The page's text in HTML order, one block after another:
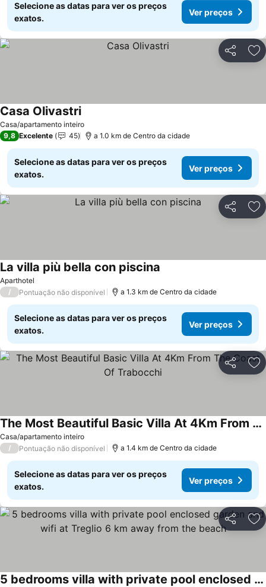
Selecione as datas para ver os preços
exatos.
Ver preços
Partilhar
Casa/apartamento inteiro
Casa Olivastri
9,8 Excelente 45 a 1.0 km de Centro da cidade
Selecione as datas para ver os preços
exatos.
Ver preços
Partilhar
Aparthotel
La villa più bella con piscina
/ Pontuação não disponível a 1.3 km de Centro da cidade
Selecione as datas para ver os preços
exatos.
Ver preços
Partilhar
Casa/apartamento inteiro
The Most Beautiful Basic Villa At 4Km From The Coast Of Trabocchi
/ Pontuação não disponível a 1.4 km de Centro da cidade
Selecione as datas para ver os preços
exatos.
Ver preços
Partilhar
5 bedrooms villa with private pool enclosed garden and wifi at Treglio 6 km away from the beach